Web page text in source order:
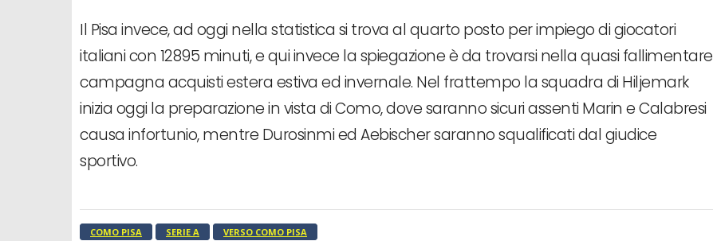
Il Pisa invece, ad oggi nella statistica si trova al quarto posto per impiego di giocatori
italiani con 12895 minuti, e qui invece la spiegazione è da trovarsi nella quasi fallimentare
campagna acquisti estera estiva ed invernale. Nel frattempo la squadra di Hiljemark
inizia oggi la preparazione in vista di Como, dove saranno sicuri assenti Marin e Calabresi
causa infortunio, mentre Durosinmi ed Aebischer saranno squalificati dal giudice
sportivo.
COMO PISA SERIE A VERSO COMO PISA